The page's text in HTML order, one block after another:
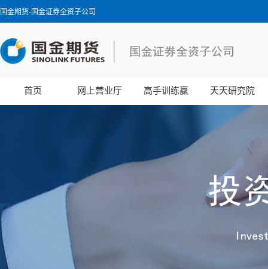
国金期货-国金证券全资子公司
首页 网上营业厅 高手训练赢 天天研究院